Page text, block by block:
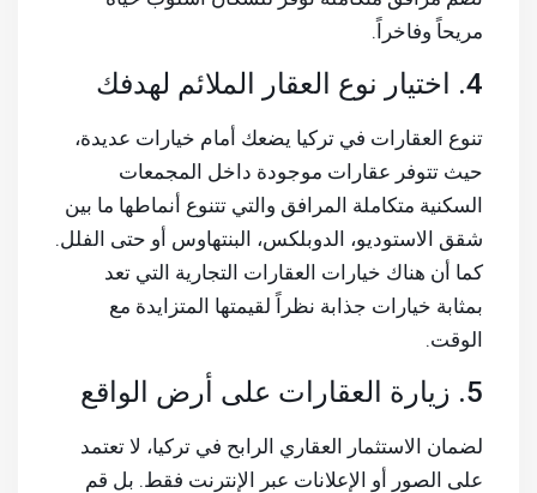
مريحاً وفاخراً.
4. اختيار نوع العقار الملائم لهدفك
تنوع العقارات في تركيا يضعك أمام خيارات عديدة،
حيث تتوفر عقارات موجودة داخل المجمعات
السكنية متكاملة المرافق والتي تتنوع أنماطها ما بين
شقق الاستوديو، الدوبلكس، البنتهاوس أو حتى الفلل.
كما أن هناك خيارات العقارات التجارية التي تعد
بمثابة خيارات جذابة نظراً لقيمتها المتزايدة مع
الوقت.
5. زيارة العقارات على أرض الواقع
لضمان الاستثمار العقاري الرابح في تركيا، لا تعتمد
على الصور أو الإعلانات عبر الإنترنت فقط. بل قم